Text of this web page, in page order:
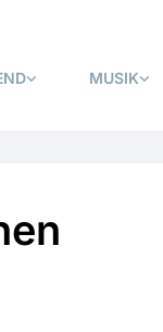
MUSIK